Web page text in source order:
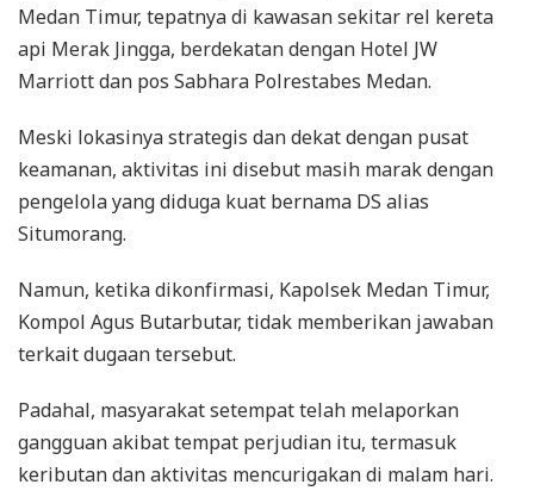
Medan Timur, tepatnya di kawasan sekitar rel kereta
api Merak Jingga, berdekatan dengan Hotel JW
Marriott dan pos Sabhara Polrestabes Medan.
Meski lokasinya strategis dan dekat dengan pusat
keamanan, aktivitas ini disebut masih marak dengan
pengelola yang diduga kuat bernama DS alias
Situmorang.
Namun, ketika dikonfirmasi, Kapolsek Medan Timur,
Kompol Agus Butarbutar, tidak memberikan jawaban
terkait dugaan tersebut.
Padahal, masyarakat setempat telah melaporkan
gangguan akibat tempat perjudian itu, termasuk
keributan dan aktivitas mencurigakan di malam hari.